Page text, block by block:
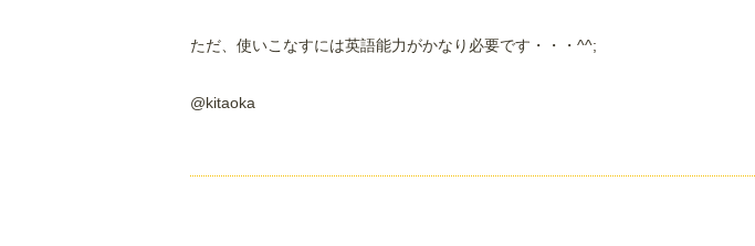
ただ、使いこなすには英語能力がかなり必要です・・・^^;
@kitaoka